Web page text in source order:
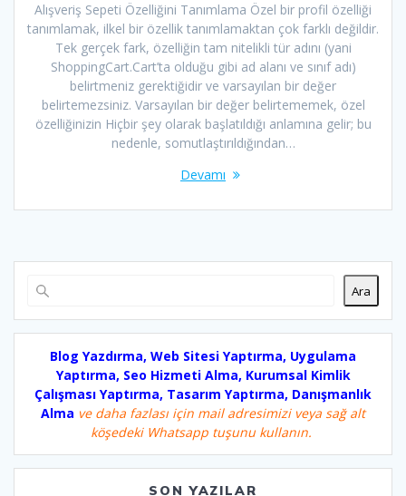
Alışveriş Sepeti Özelliğini Tanımlama Özel bir profil özelliği
tanımlamak, ilkel bir özellik tanımlamaktan çok farklı değildir.
Tek gerçek fark, özelliğin tam nitelikli tür adını (yani
ShoppingCart.Cart’ta olduğu gibi ad alanı ve sınıf adı)
belirtmeniz gerektiğidir ve varsayılan bir değer
belirtemezsiniz. Varsayılan bir değer belirtememek, özel
özelliğinizin Hiçbir şey olarak başlatıldığı anlamına gelir; bu
nedenle, somutlaştırıldığından…
Devamı
Ara
Blog Yazdırma, Web Sitesi Yaptırma, Uygulama
Yaptırma, Seo Hizmeti Alma, Kurumsal Kimlik
Çalışması Yaptırma, Tasarım Yaptırma, Danışmanlık
Alma ve daha fazlası için mail adresimizi veya sağ alt
köşedeki Whatsapp tuşunu kullanın.
SON YAZILAR